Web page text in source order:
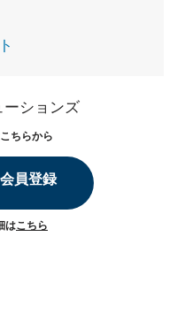
ーションズ
ちらから
員登録
はこちら